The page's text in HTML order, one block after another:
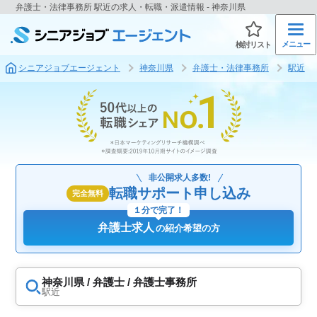
弁護士・法律事務所 駅近の求人・転職・派遣情報 - 神奈川県
検討リスト メニュー
シニアジョブエージェント 神奈川県 弁護士・法律事務所 駅近
完全無料
非公開求人多数!
転職サポート申し込み
弁護士求人 の紹介希望の方
１分で完了！
神奈川県 / 弁護士 / 弁護士事務所
駅近